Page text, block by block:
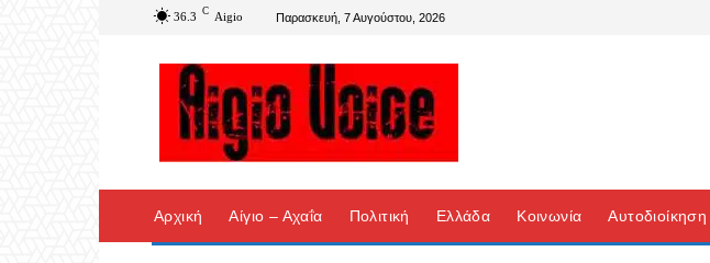
36.3 C Aigio Παρασκευή, 7 Αυγούστου, 2026
Αρχική Αίγιο – Αχαΐα Πολιτική Ελλάδα Κοινωνία Αυτοδιοίκηση